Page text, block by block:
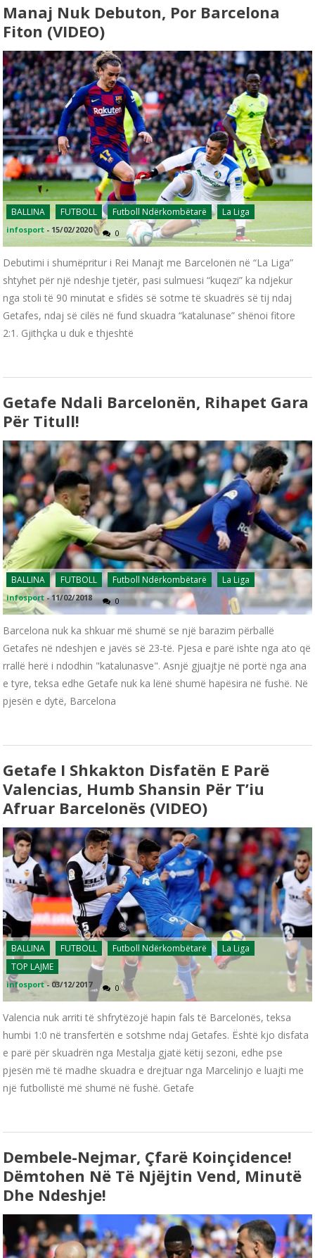
Manaj Nuk Debuton, Por Barcelona
Fiton (VIDEO)
BALLINA FUTBOLL Futboll Ndërkombëtarë La Liga
infosport - 15/02/2020 0
Debutimi i shumëpritur i Rei Manajt me Barcelonën në “La Liga”
shtyhet për një ndeshje tjetër, pasi sulmuesi “kuqezi” ka ndjekur
nga stoli të 90 minutat e sfidës së sotme të skuadrës së tij ndaj
Getafes, ndaj së cilës në fund skuadra “katalunase” shënoi fitore
2:1. Gjithçka u duk e thjeshtë
Getafe Ndali Barcelonën, Rihapet Gara
Për Titull!
BALLINA FUTBOLL Futboll Ndërkombëtarë La Liga
infosport -11/02/2018 0
Barcelona nuk ka shkuar më shumë se një barazim përballë
Getafes në ndeshjen e javës së 23-të. Pjesa e parë ishte nga ato që
rrallë herë i ndodhin "katalunasve". Asnjë gjuajtje në portë nga ana
e tyre, teksa edhe Getafe nuk ka lënë shumë hapësira në fushë. Në
pjesën e dytë, Barcelona
Getafe I Shkakton Disfatën E Parë
Valencias, Humb Shansin Për T’iu
Afruar Barcelonës (VIDEO)
BALLINA FUTBOLL Futboll Ndërkombëtarë
La Liga
TOP LAJME
infosport - 03/12/2017 0
Valencia nuk arriti të shfrytëzojë hapin fals të Barcelonës, teksa
humbi 1:0 në transfertën e sotshme ndaj Getafes. Është kjo disfata
e parë për skuadrën nga Mestalja gjatë këtij sezoni, edhe pse
pjesën më të madhe skuadra e drejtuar nga Marcelinjo e luajti me
një futbollistë më shumë në fushë. Getafe
Dembele-Nejmar, Çfarë Koinçidence!
Dëmtohen Në Të Njëjtin Vend, Minutë
Dhe Ndeshje!